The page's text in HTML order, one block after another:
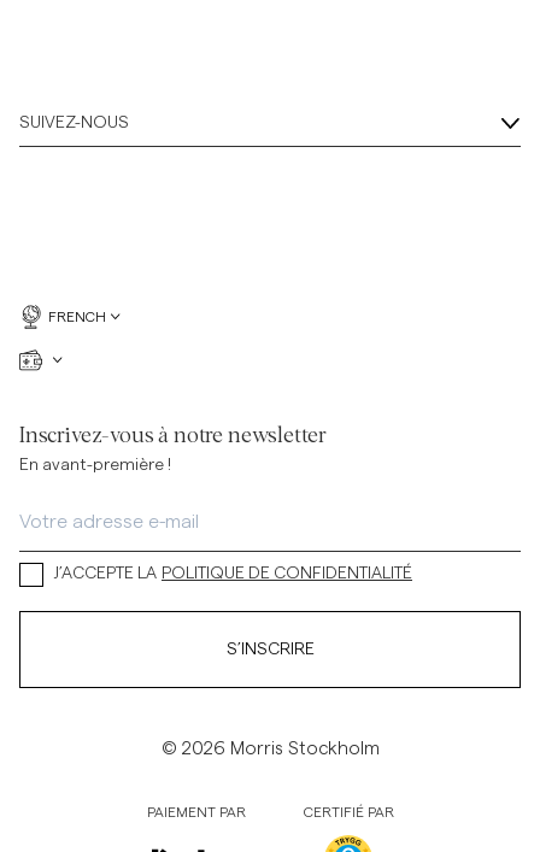
SUIVEZ-NOUS
FRENCH
Inscrivez-vous à notre newsletter
En avant-première !
J’ACCEPTE LA POLITIQUE DE CONFIDENTIALITÉ
S’INSCRIRE
© 2026 Morris Stockholm
PAIEMENT PAR CERTIFIÉ PAR